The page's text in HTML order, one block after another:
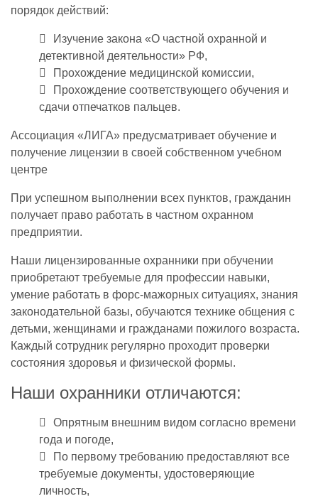
порядок действий:
Изучение закона «О частной охранной и
детективной деятельности» РФ,
Прохождение медицинской комиссии,
Прохождение соответствующего обучения и
сдачи отпечатков пальцев.
Ассоциация «ЛИГА» предусматривает обучение и
получение лицензии в своей собственном учебном
центре
При успешном выполнении всех пунктов, гражданин
получает право работать в частном охранном
предприятии.
Наши лицензированные охранники при обучении
приобретают требуемые для профессии навыки,
умение работать в форс-мажорных ситуациях, знания
законодательной базы, обучаются технике общения с
детьми, женщинами и гражданами пожилого возраста.
Каждый сотрудник регулярно проходит проверки
состояния здоровья и физической формы.
Наши охранники отличаются:
Опрятным внешним видом согласно времени
года и погоде,
По первому требованию предоставляют все
требуемые документы, удостоверяющие
личность,